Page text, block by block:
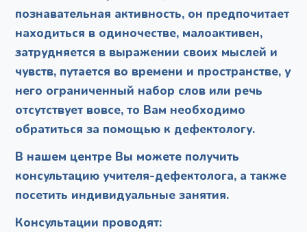
познавательная активность, он предпочитает
находиться в одиночестве, малоактивен,
затрудняется в выражении своих мыслей и
чувств, путается во времени и пространстве, у
него ограниченный набор слов или речь
отсутствует вовсе, то Вам необходимо
обратиться за помощью к дефектологу.
В нашем центре Вы можете получить
консультацию учителя-дефектолога, а также
посетить индивидуальные занятия.
Консультации проводят: